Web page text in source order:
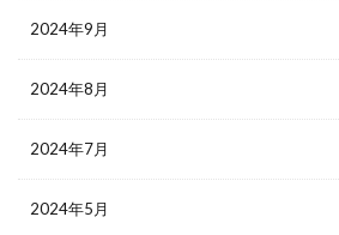
2024年9月
2024年8月
2024年7月
2024年5月